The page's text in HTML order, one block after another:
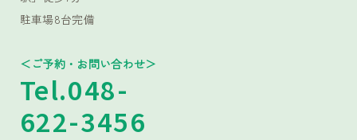
駐車場8台完備
＜ご予約・お問い合わせ＞
Tel.048-
622-3456